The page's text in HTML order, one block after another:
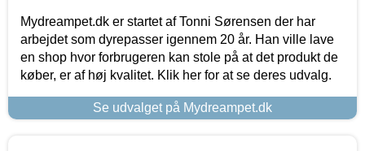
Mydreampet.dk er startet af Tonni Sørensen der har
arbejdet som dyrepasser igennem 20 år. Han ville lave
en shop hvor forbrugeren kan stole på at det produkt de
køber, er af høj kvalitet. Klik her for at se deres udvalg.
Se udvalget på Mydreampet.dk